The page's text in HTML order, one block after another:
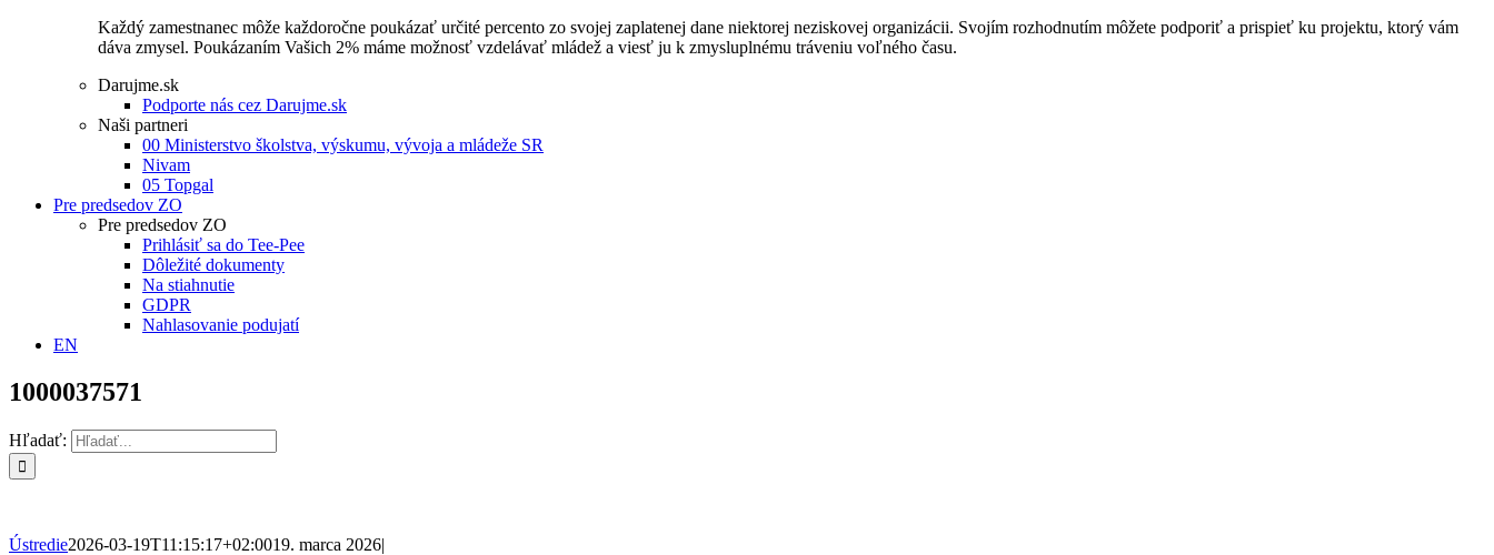
Každý zamestnanec môže každoročne poukázať určité percento zo svojej zaplatenej dane niektorej neziskovej organizácii. Svojím rozhodnutím môžete podporiť a prispieť ku projektu, ktorý vám
dáva zmysel. Poukázaním Vašich 2% máme možnosť vzdelávať mládež a viesť ju k zmysluplnému tráveniu voľného času.
Darujme.sk
Podporte nás cez Darujme.sk
Naši partneri
00 Ministerstvo školstva, výskumu, vývoja a mládeže SR
Nivam
05 Topgal
Pre predsedov ZO
Pre predsedov ZO
Prihlásiť sa do Tee-Pee
Dôležité dokumenty
Na stiahnutie
GDPR
Nahlasovanie podujatí
EN
1000037571
Hľadať:
Ústredie2026-03-19T11:15:17+02:0019. marca 2026|